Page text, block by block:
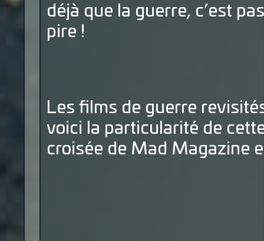
déjà que la guerre, c’est
pire !
Les films de guerre
voici la particularité de
croisée de Mad Magazine